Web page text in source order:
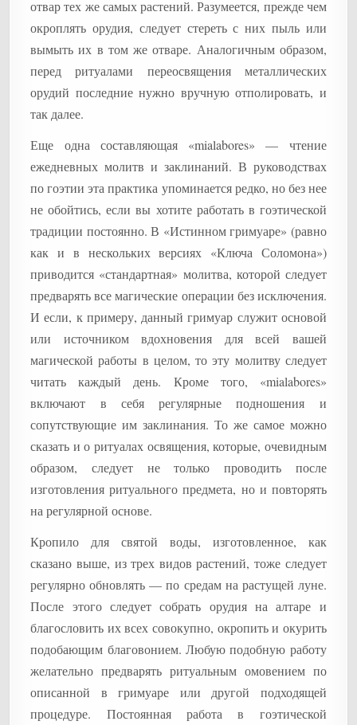
отвар тех же самых растений. Разумеется, прежде чем
окроплять орудия, следует стереть с них пыль или
вымыть их в том же отваре. Аналогичным образом,
перед ритуалами переосвящения металлических
орудий последние нужно вручную отполировать, и
так далее.
Еще одна составляющая «mialabores» — чтение
ежедневных молитв и заклинаний. В руководствах
по гоэтии эта практика упоминается редко, но без нее
не обойтись, если вы хотите работать в гоэтической
традиции постоянно. В «Истинном гримуаре» (равно
как и в нескольких версиях «Ключа Соломона»)
приводится «стандартная» молитва, которой следует
предварять все магические операции без исключения.
И если, к примеру, данный гримуар служит основой
или источником вдохновения для всей вашей
магической работы в целом, то эту молитву следует
читать каждый день. Кроме того, «mialabores»
включают в себя регулярные подношения и
сопутствующие им заклинания. То же самое можно
сказать и о ритуалах освящения, которые, очевидным
образом, следует не только проводить после
изготовления ритуального предмета, но и повторять
на регулярной основе.
Кропило для святой воды, изготовленное, как
сказано выше, из трех видов растений, тоже следует
регулярно обновлять — по средам на растущей луне.
После этого следует собрать орудия на алтаре и
благословить их всех совокупно, окропить и окурить
подобающим благовонием. Любую подобную работу
желательно предварять ритуальным омовением по
описанной в гримуаре или другой подходящей
процедуре. Постоянная работа в гоэтической